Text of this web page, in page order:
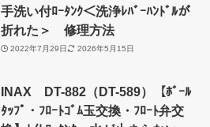
手洗い付ﾛｰﾀﾝｸ＜洗浄ﾚﾊﾞｰﾊﾝﾄﾞﾙが
折れた＞ 修理方法
2022年7月29日 2026年5月15日
INAX DT-882（DT-589）【ﾎﾞｰﾙ
ﾀｯﾌﾟ・ﾌﾛｰﾄｺﾞﾑ玉交換・ﾌﾛｰﾄ弁交